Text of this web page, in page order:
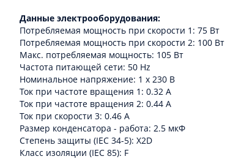
Данные электрооборудования:
Потребляемая мощность при скорости 1: 75 Вт
Потребляемая мощность при скорости 2: 100 Вт
Макс. потребляемая мощность: 105 Вт
Частота питающей сети: 50 Hz
Номинальное напряжение: 1 x 230 В
Ток при частоте вращения 1: 0.32 A
Ток при частоте вращения 2: 0.44 A
Ток при скорости 3: 0.46 A
Размер конденсатора - работа: 2.5 мкФ
Степень защиты (IEC 34-5): X2D
Класс изоляции (IEC 85): F